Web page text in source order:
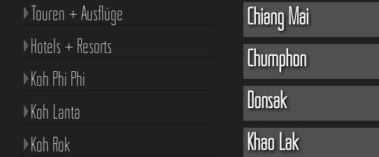
Chiang Mai
Chumphon
Donsak
Khao Lak
Touren + Ausflüge
Hotels + Resorts
Koh Phi Phi
Koh Lanta
Koh Rok